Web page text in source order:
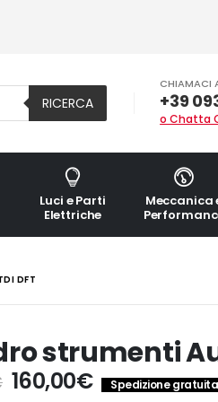
RICERCA
CHIAMACI
+39
o Chatta
Luci e Parti
Elettriche
Meccanica
DFT
strumenti
Il
160,00€Il Spedizione